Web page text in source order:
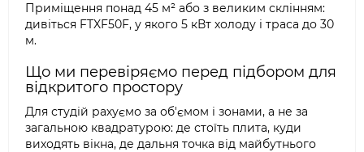
Приміщення понад 45 м² або з великим склінням:
дивіться FTXF50F, у якого 5 кВт холоду і траса до 30
м.
Що ми перевіряємо перед підбором для
відкритого простору
Для студій рахуємо за об'ємом і зонами, а не за
загальною квадратурою: де стоїть плита, куди
виходять вікна, де дальня точка від майбутнього